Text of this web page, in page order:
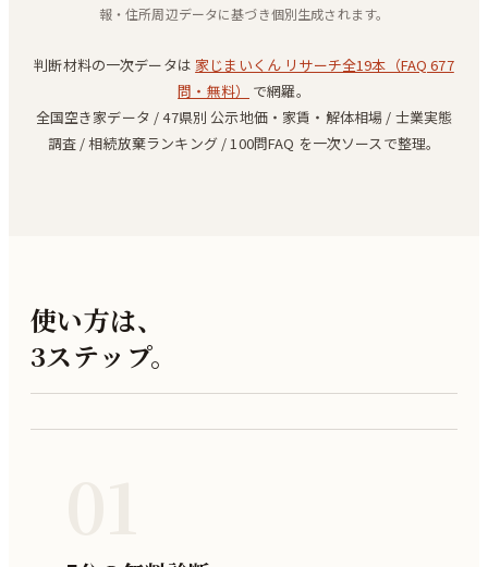
報・住所周辺データに基づき個別生成されます。
判断材料の一次データは 家じまいくん リサーチ全19本（FAQ 677
問・無料）
で網羅。
全国空き家データ / 47県別 公示地価・家賃・解体相場 / 士業実態
調査 / 相続放棄ランキング / 100問FAQ を一次ソースで整理。
使い方は、
3ステップ。